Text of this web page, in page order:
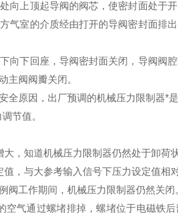
向上顶起导阀的阀芯，使密封面处于
气室的介质经由打开的导阀密封面排
向下回座，导阀密封面关闭，导阀阀
主阀阀瓣关闭。
原因，出厂预调的机械压力限制器*
节值。
，知道机械压力限制器仍然处于卸荷
，与大参考输入信号下压力设定值相
工作期间，机械压力限制器仍然关闭
气通过螺堵排掉，螺堵位于电磁铁